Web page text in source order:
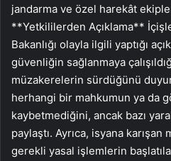
jandarma ve özel harekât
**Yetkililerden Açıklama**
Bakanlığı olayla ilgili yaptığı
güvenliğin sağlanmaya
müzakerelerin sürdüğünü
herhangi bir mahkumun ya da
kaybetmediğini, ancak bazı
paylaştı. Ayrıca, isyana
gerekli yasal işlemlerin